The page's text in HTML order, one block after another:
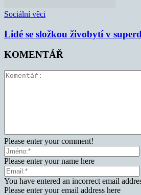
Sociální věci
Lidé se složkou živobytí v
KOMENTÁŘ
Please enter your comment!
Please enter your name here
You have entered an incorrect email
Please enter your email address here